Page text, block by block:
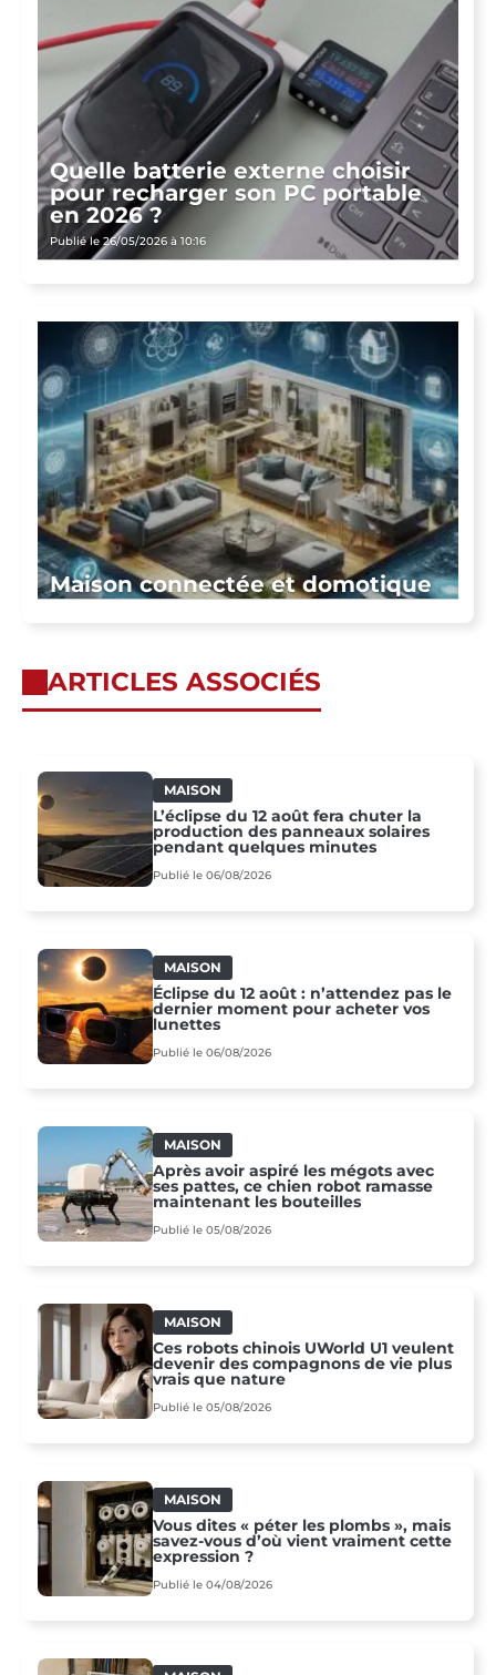
Quelle batterie externe choisir
pour recharger son PC portable
en 2026 ?
Publié le 26/05/2026 à 10:16
Maison connectée et domotique
ARTICLES ASSOCIÉS
MAISON
L’éclipse du 12 août fera chuter la
production des panneaux solaires
pendant quelques minutes
Publié le 06/08/2026
MAISON
Éclipse du 12 août : n’attendez pas le
dernier moment pour acheter vos
lunettes
Publié le 06/08/2026
MAISON
Après avoir aspiré les mégots avec
ses pattes, ce chien robot ramasse
maintenant les bouteilles
Publié le 05/08/2026
MAISON
Ces robots chinois UWorld U1 veulent
devenir des compagnons de vie plus
vrais que nature
Publié le 05/08/2026
MAISON
Vous dites « péter les plombs », mais
savez-vous d’où vient vraiment cette
expression ?
Publié le 04/08/2026